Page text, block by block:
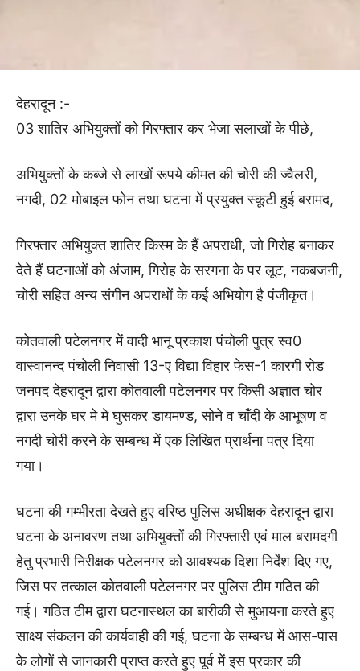
देहरादून :-
03 शातिर अभियुक्तों को गिरफ्तार कर भेजा सलाखों के पीछे,
अभियुक्तों के कब्जे से लाखों रूपये कीमत की चोरी की ज्वैलरी,
नगदी, 02 मोबाइल फोन तथा घटना में प्रयुक्त स्कूटी हुई बरामद,
गिरफ्तार अभियुक्त शातिर किस्म के हैं अपराधी, जो गिरोह बनाकर
देते हैं घटनाओं को अंजाम, गिरोह के सरगना के पर लूट, नकबजनी,
चोरी सहित अन्य संगीन अपराधों के कई अभियोग है पंजीकृत।
कोतवाली पटेलनगर में वादी भानू प्रकाश पंचोली पुत्र स्व0
वास्वानन्द पंचोली निवासी 13-ए विद्या विहार फेस-1 कारगी रोड
जनपद देहरादून द्वारा कोतवाली पटेलनगर पर किसी अज्ञात चोर
द्वारा उनके घर मे मे घुसकर डायमण्ड, सोने व चाँदी के आभूषण व
नगदी चोरी करने के सम्बन्ध में एक लिखित प्रार्थना पत्र दिया
गया।
घटना की गम्भीरता देखते हुए वरिष्ठ पुलिस अधीक्षक देहरादून द्वारा
घटना के अनावरण तथा अभियुक्तों की गिरफ्तारी एवं माल बरामदगी
हेतु प्रभारी निरीक्षक पटेलनगर को आवश्यक दिशा निर्देश दिए गए,
जिस पर तत्काल कोतवाली पटेलनगर पर पुलिस टीम गठित की
गई। गठित टीम द्वारा घटनास्थल का बारीकी से मुआयना करते हुए
साक्ष्य संकलन की कार्यवाही की गई, घटना के सम्बन्ध में आस-पास
के लोगों से जानकारी प्राप्त करते हुए पूर्व में इस प्रकार की